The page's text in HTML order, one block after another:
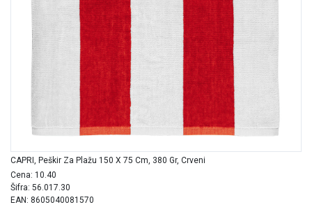
CAPRI, Peškir Za Plažu 150 X 75 Cm, 380 Gr, Crveni
Cena: 10.40
Šifra: 56.017.30
EAN: 8605040081570